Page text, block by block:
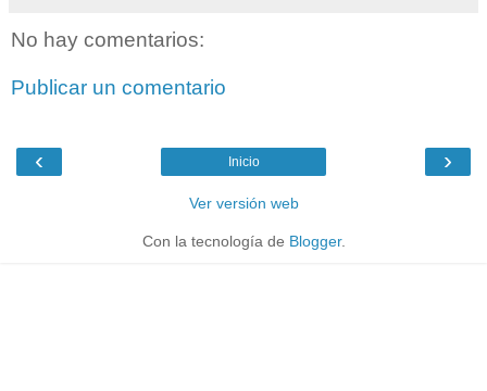
No hay comentarios:
Publicar un comentario
‹ ›
Inicio
Ver versión web
Con la tecnología de Blogger.